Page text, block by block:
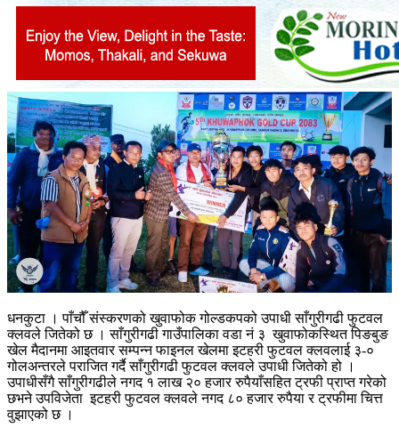
धनकुटा । पाँचौँ संस्करणको खुवाफोक गोल्डकपको उपाधी साँगुरीगढी फुटवल
क्लवले जितेको छ । साँगुरीगढी गाउँपालिका वडा नं ३ खुवाफोकस्थित पिङबुङ
खेल मैदानमा आइतवार सम्पन्न फाइनल खेलमा इटहरी फुटवल क्लवलाई ३-०
गोलअन्तरले पराजित गर्दै साँगुरीगढी फुटवल क्लवले उपाधी जितेको हो ।
उपाधीसँगै साँगुरीगढीले नगद १ लाख २० हजार रुपैयाँसहित ट्रफी प्राप्त गरेको
छभने उपविजेता इटहरी फुटवल क्लवले नगद ८० हजार रुपैया र ट्रफीमा चित्त
वुझाएको छ ।